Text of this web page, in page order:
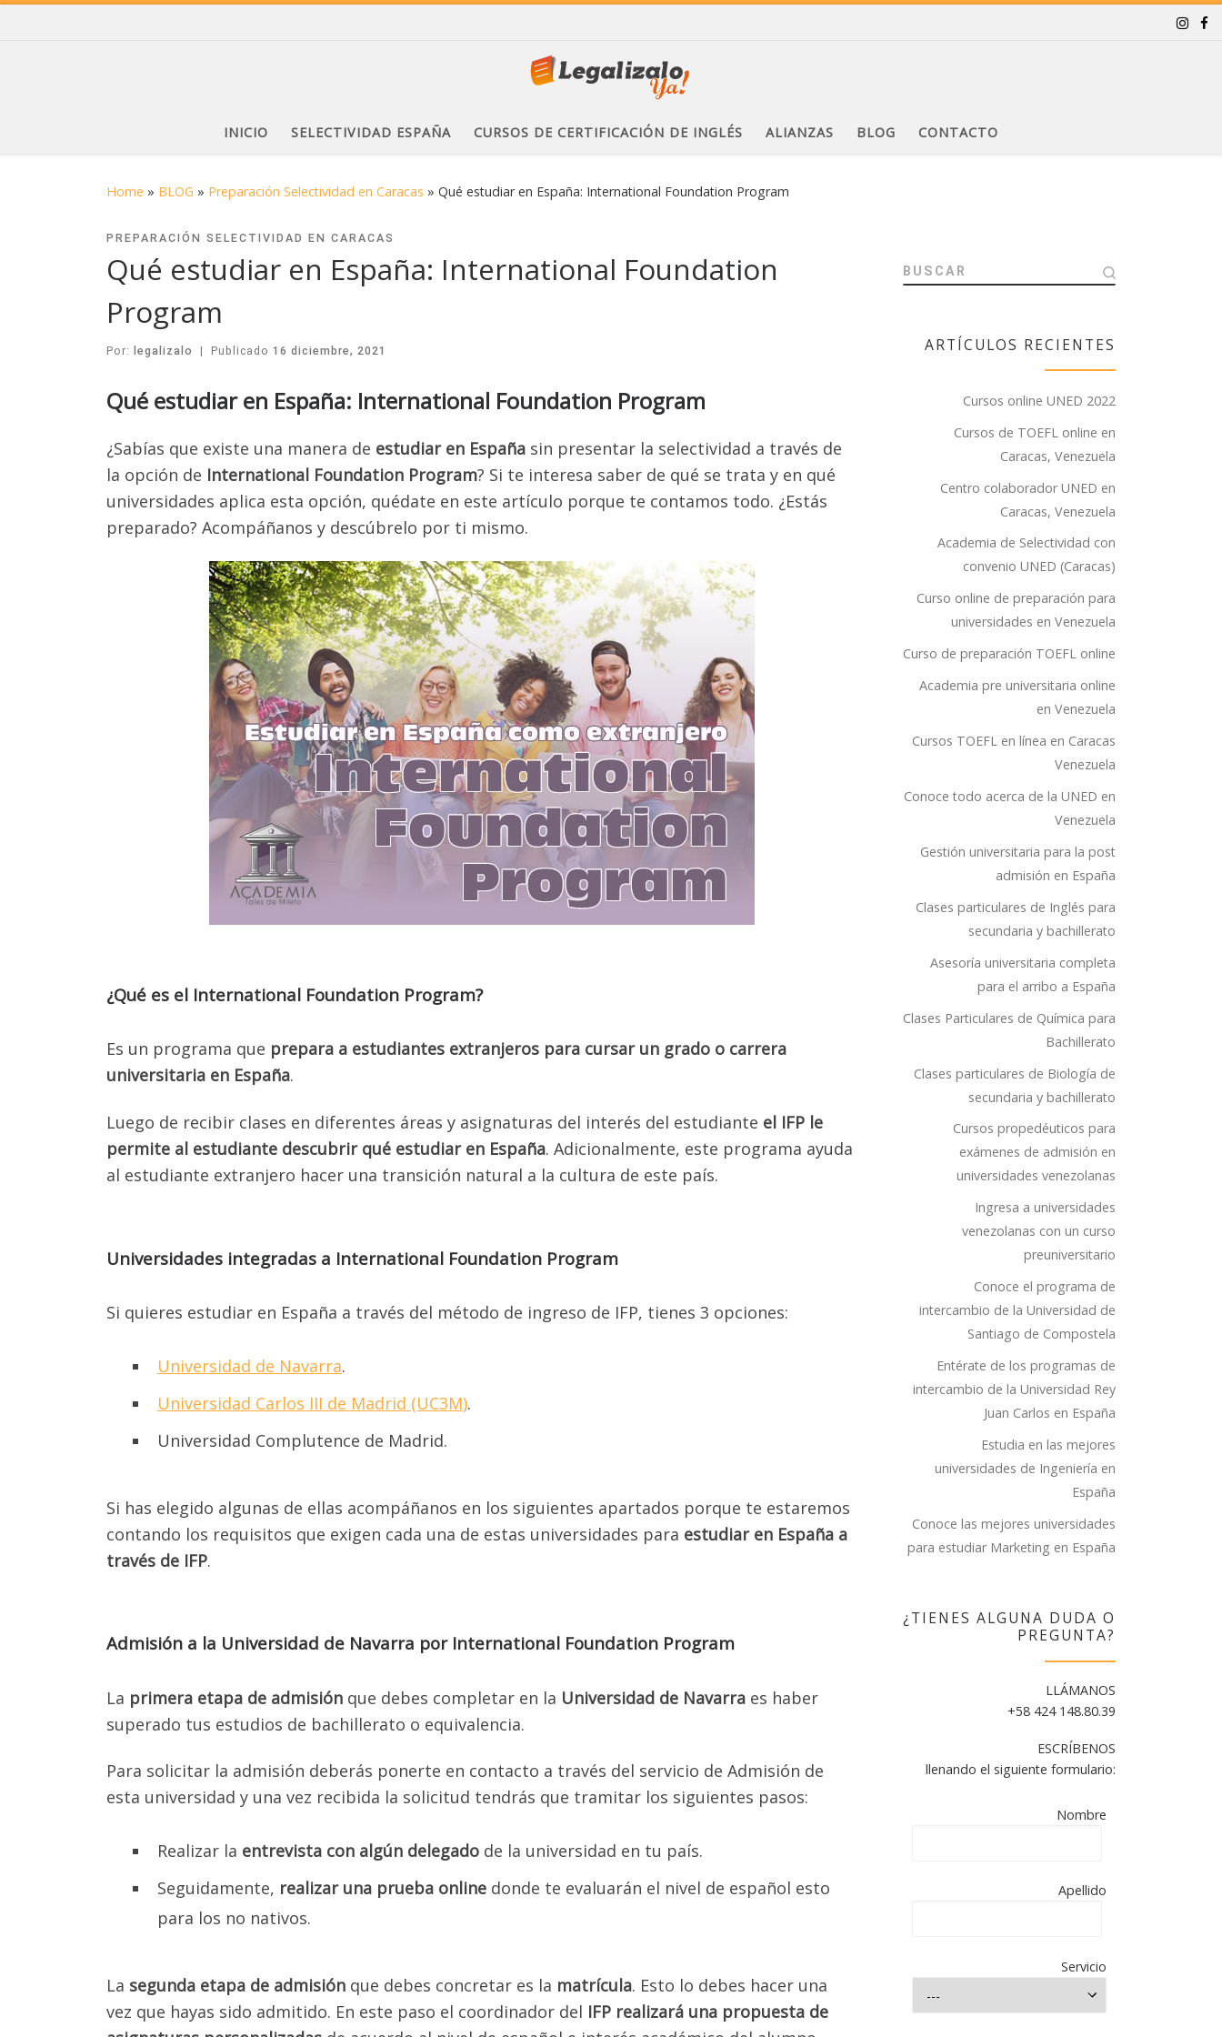
INICIO SELECTIVIDAD ESPAÑA CURSOS DE CERTIFICACIÓN DE INGLÉS ALIANZAS BLOG CONTACTO
Home » BLOG » Preparación Selectividad en Caracas » Qué estudiar en España: International Foundation Program
PREPARACIÓN SELECTIVIDAD EN CARACAS
Qué estudiar en España: International Foundation
Program
Por: legalizalo | Publicado 16 diciembre, 2021
Qué estudiar en España: International Foundation Program
¿Sabías que existe una manera de estudiar en España sin presentar la selectividad a través de
la opción de International Foundation Program? Si te interesa saber de qué se trata y en qué
universidades aplica esta opción, quédate en este artículo porque te contamos todo. ¿Estás
preparado? Acompáñanos y descúbrelo por ti mismo.
¿Qué es el International Foundation Program?
Es un programa que prepara a estudiantes extranjeros para cursar un grado o carrera
universitaria en España.
Luego de recibir clases en diferentes áreas y asignaturas del interés del estudiante el IFP le
permite al estudiante descubrir qué estudiar en España. Adicionalmente, este programa ayuda
al estudiante extranjero hacer una transición natural a la cultura de este país.
Universidades integradas a International Foundation Program
Si quieres estudiar en España a través del método de ingreso de IFP, tienes 3 opciones:
Universidad de Navarra.
Universidad Carlos III de Madrid (UC3M).
Universidad Complutence de Madrid.
Si has elegido algunas de ellas acompáñanos en los siguientes apartados porque te estaremos
contando los requisitos que exigen cada una de estas universidades para estudiar en España a
través de IFP.
Admisión a la Universidad de Navarra por International Foundation Program
La primera etapa de admisión que debes completar en la Universidad de Navarra es haber
superado tus estudios de bachillerato o equivalencia.
Para solicitar la admisión deberás ponerte en contacto a través del servicio de Admisión de
esta universidad y una vez recibida la solicitud tendrás que tramitar los siguientes pasos:
Realizar la entrevista con algún delegado de la universidad en tu país.
Seguidamente, realizar una prueba online donde te evaluarán el nivel de español esto
para los no nativos.
La segunda etapa de admisión que debes concretar es la matrícula. Esto lo debes hacer una
vez que hayas sido admitido. En este paso el coordinador del IFP realizará una propuesta de
BUSCAR
ARTÍCULOS RECIENTES
Cursos online UNED 2022
Cursos de TOEFL online en
Caracas, Venezuela
Centro colaborador UNED en
Caracas, Venezuela
Academia de Selectividad con
convenio UNED (Caracas)
Curso online de preparación para
universidades en Venezuela
Curso de preparación TOEFL online
Academia pre universitaria online
en Venezuela
Cursos TOEFL en línea en Caracas
Venezuela
Conoce todo acerca de la UNED en
Venezuela
Gestión universitaria para la post
admisión en España
Clases particulares de Inglés para
secundaria y bachillerato
Asesoría universitaria completa
para el arribo a España
Clases Particulares de Química para
Bachillerato
Clases particulares de Biología de
secundaria y bachillerato
Cursos propedéuticos para
exámenes de admisión en
universidades venezolanas
Ingresa a universidades
venezolanas con un curso
preuniversitario
Conoce el programa de
intercambio de la Universidad de
Santiago de Compostela
Entérate de los programas de
intercambio de la Universidad Rey
Juan Carlos en España
Estudia en las mejores
universidades de Ingeniería en
España
Conoce las mejores universidades
para estudiar Marketing en España
¿TIENES ALGUNA DUDA O
PREGUNTA?
LLÁMANOS
+58 424 148.80.39
ESCRÍBENOS
llenando el siguiente formulario:
Nombre
Apellido
Servicio
¡ABIERTA LAS INSCRIPCIONES PARA
EL CURSO REGULAR ENERO 2025 A
MAYO 2025 PARA LAS PRUEBAS DE
SELECTIVIDAD, TANTO PARA LA PCE
pueden reservarlos.
DAREMOS LA EVAU Y LA PCE AMBOS CRITERIOS
PARA PODER APLICAR EN TODO EL REINO DE ESPAÑA
todos los criterios de admisión en el Reino de España.
EL PRIMER PASO PARA RESERVAR SU CUPO ES PARTICIPAR EN UNA CHARLA
UNIVERSIDADES PÚBLICAS DE ESPAÑA, DONDE HABLAREMOS DE LOS
Asesorías para agendar citas para legalizar y apostillar documentos.
Asesorías para matricularse en el examen de selectividad y en las